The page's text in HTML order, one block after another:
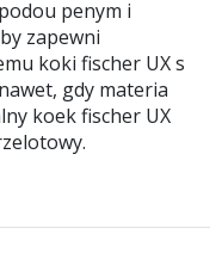
penym i
zapewni
koki fischer UX s
gdy materia
koek fischer UX